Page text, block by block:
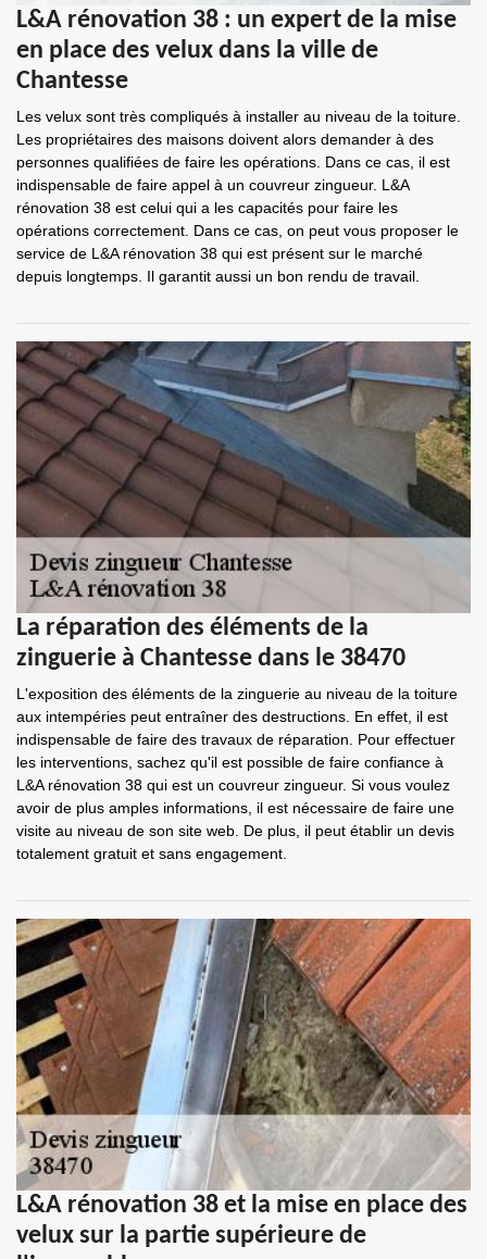
L&A rénovation 38 : un expert de la mise
en place des velux dans la ville de
Chantesse
Les velux sont très compliqués à installer au niveau de la toiture.
Les propriétaires des maisons doivent alors demander à des
personnes qualifiées de faire les opérations. Dans ce cas, il est
indispensable de faire appel à un couvreur zingueur. L&A
rénovation 38 est celui qui a les capacités pour faire les
opérations correctement. Dans ce cas, on peut vous proposer le
service de L&A rénovation 38 qui est présent sur le marché
depuis longtemps. Il garantit aussi un bon rendu de travail.
La réparation des éléments de la
zinguerie à Chantesse dans le 38470
L'exposition des éléments de la zinguerie au niveau de la toiture
aux intempéries peut entraîner des destructions. En effet, il est
indispensable de faire des travaux de réparation. Pour effectuer
les interventions, sachez qu'il est possible de faire confiance à
L&A rénovation 38 qui est un couvreur zingueur. Si vous voulez
avoir de plus amples informations, il est nécessaire de faire une
visite au niveau de son site web. De plus, il peut établir un devis
totalement gratuit et sans engagement.
L&A rénovation 38 et la mise en place des
velux sur la partie supérieure de